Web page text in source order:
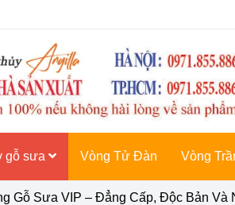
gỗ sưa Vòng Tử Đàn Vòng
Gỗ Sưa VIP – Đẳng Cấp, Độc Bản Và